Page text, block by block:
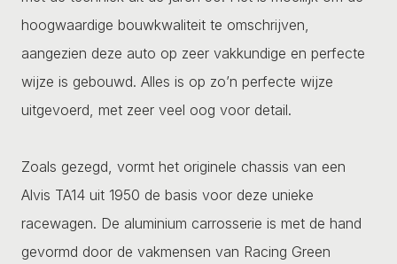
hoogwaardige bouwkwaliteit te omschrijven,
aangezien deze auto op zeer vakkundige en perfecte
wijze is gebouwd. Alles is op zo’n perfecte wijze
uitgevoerd, met zeer veel oog voor detail.
Zoals gezegd, vormt het originele chassis van een
Alvis TA14 uit 1950 de basis voor deze unieke
racewagen. De aluminium carrosserie is met de hand
gevormd door de vakmensen van Racing Green